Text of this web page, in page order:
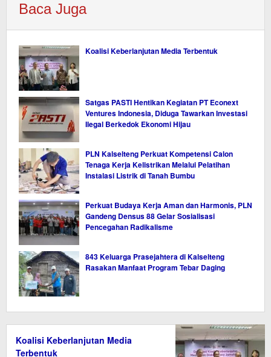
Baca Juga
Koalisi Keberlanjutan Media Terbentuk
Satgas PASTI Hentikan Kegiatan PT Econext
Ventures Indonesia, Diduga Tawarkan Investasi
Ilegal Berkedok Ekonomi Hijau
PLN Kalselteng Perkuat Kompetensi Calon
Tenaga Kerja Kelistrikan Melalui Pelatihan
Instalasi Listrik di Tanah Bumbu
Perkuat Budaya Kerja Aman dan Harmonis, PLN
Gandeng Densus 88 Gelar Sosialisasi
Pencegahan Radikalisme
843 Keluarga Prasejahtera di Kalselteng
Rasakan Manfaat Program Tebar Daging
Koalisi Keberlanjutan Media
Terbentuk